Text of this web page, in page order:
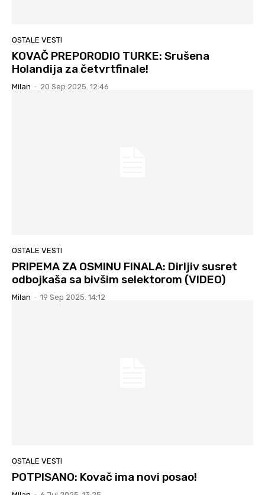
OSTALE VESTI
KOVAČ PREPORODIO TURKE: Srušena
Holandija za četvrtfinale!
Milan - 20 Sep 2025. 12:46
OSTALE VESTI
PRIPEMA ZA OSMINU FINALA: Dirljiv susret
odbojkaša sa bivšim selektorom (VIDEO)
Milan - 19 Sep 2025. 14:12
OSTALE VESTI
POTPISANO: Kovač ima novi posao!